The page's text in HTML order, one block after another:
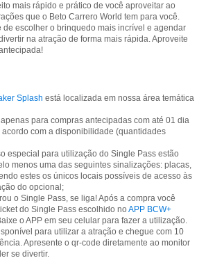
mais rápido e prático de você aproveitar ao
que o Beto Carrero World tem para você.
de escolher o brinquedo mais incrível e agendar
na atração de forma mais rápida. Aproveite
Splash está localizada em nossa área temática
para compras antecipadas com até 01 dia
com a disponibilidade (quantidades
especial para utilização do Single Pass estão
menos uma das seguintes sinalizações: placas,
estes os únicos locais possíveis de acesso às
do opcional;
o Single Pass, se liga! Após a compra você
do Single Pass escolhido no APP BCW+
o APP em seu celular para fazer a utilização.
para utilizar a atração e chegue com 10
Apresente o qr-code diretamente ao monitor
se divertir.